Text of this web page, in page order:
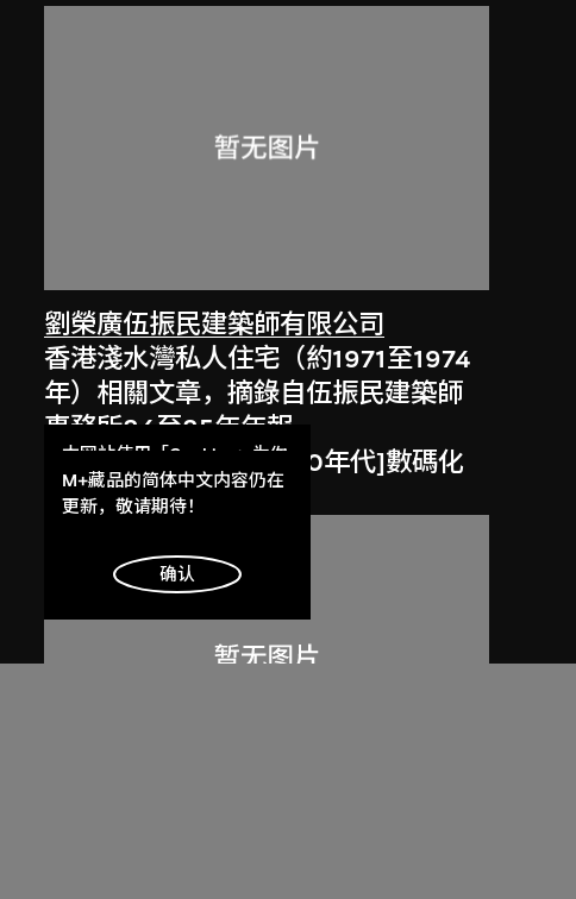
劉榮廣伍振民建築師有限公司
香港淺水灣私人住宅（約1971至1974
年）相關文章，摘錄自伍振民建築師
事務所84至85年年報
1984至1985年，[2000年代]數碼化
本网站使用「Cookies」为你
提供最好的网站体验。
了解更多
明白
M+藏品的简体中文内容仍在
更新，敬请期待！
确认